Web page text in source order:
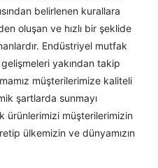
belirlenen kurallara
oluşan ve hızlı bir şeklide
Endüstriyel mutfak
yakından takip
müşterilerimize kaliteli
şartlarda sunmayı
ürünlerimizi müşterilerimizin
ülkemizin ve dünyamızın